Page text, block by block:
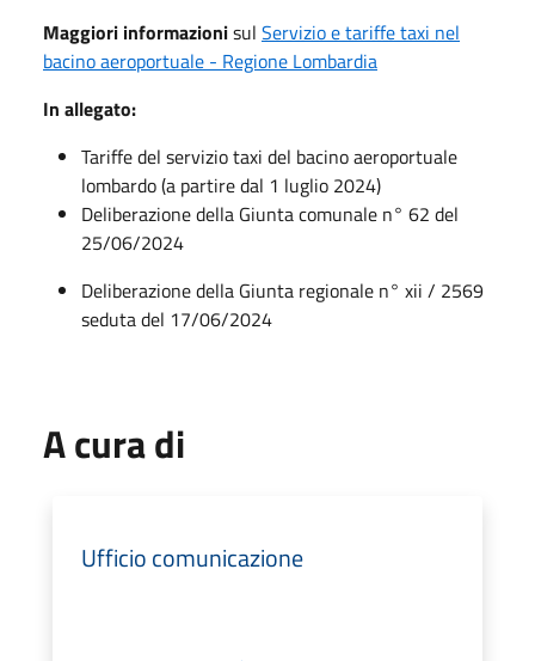
Maggiori informazionisul Servizio e tariffe taxi nel
bacino aeroportuale - Regione Lombardia
In allegato:
Tariffe del servizio taxi del bacino aeroportuale
lombardo (a partire dal 1 luglio 2024)
Deliberazione della Giunta comunale n° 62 del
25/06/2024
Deliberazione della Giunta regionale n° xii / 2569
seduta del 17/06/2024
A cura di
Ufficio comunicazione